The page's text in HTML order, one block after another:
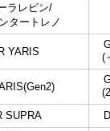
ラレビン/
タートレノ
YARIS
(
SUPRA